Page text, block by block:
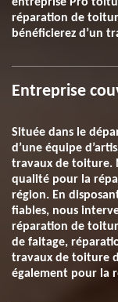
réparation de
bénéficierez d’un
Entreprise
Située dans le
d’une équipe
travaux de toiture.
qualité pour la
région. En
fiables, nous
réparation de
de faitage,
travaux de toiture
également pour la